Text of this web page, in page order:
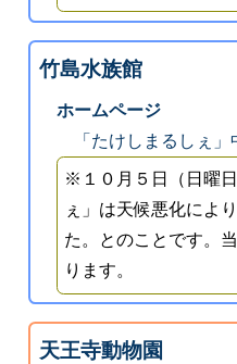
竹島水族館
ホームページ
「たけしまるしぇ
※１０月５日（日曜
ぇ」は天候悪化によ
た。とのことです。
ります。
天王寺動物園